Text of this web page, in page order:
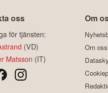
oss
för tjänsten:
(VD)
Matsson (IT)
Om
Om